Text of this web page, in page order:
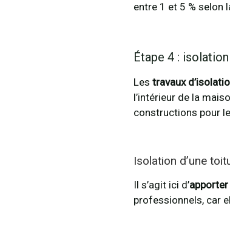
entre 1 et 5 % selon
Étape 4 :
Les travaux
l’intérieur de la
constructions pour
Isolation d’une
Il s’agit ici d’apporter
professionnels, car